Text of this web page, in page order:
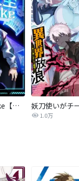
悪役人生RE-take【タテヨミ】
1.0万